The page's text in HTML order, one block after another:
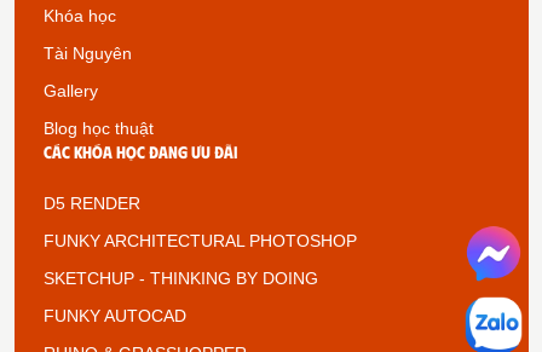
Khóa học
Tài Nguyên
Gallery
Blog học thuật
Các khóa học đang ưu đãi
D5 RENDER
FUNKY ARCHITECTURAL PHOTOSHOP
SKETCHUP - THINKING BY DOING
FUNKY AUTOCAD